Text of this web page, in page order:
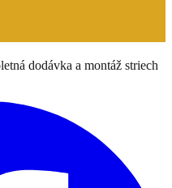
dodávka a montáž striech